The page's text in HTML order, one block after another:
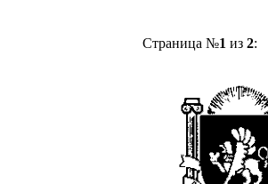
Страница №1 из 2: